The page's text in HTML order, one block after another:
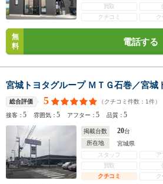
買取
クチコミ
ク
無
料
電話する
宮城トヨタグループ ＭＴＧ石巻／宮城
総合評価 5 （クチコミ件数： 1件）
接客：5 雰囲気：5 アフター：5 品質：5
掲載台数 20台
所在地
宮城県
スタッフ
ア
買取
クチコミ
ク